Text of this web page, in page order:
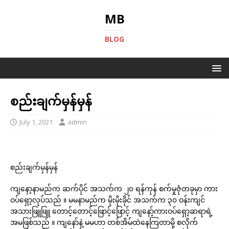
MB
BLOG
စည်းချက်မှန်မှန်
July 1, 2021 admin
စည်းချက်မှန်မှန်
ကျနော့နာမည်က ဆက်ပိုင် အသက်က ၂၀ ရန်ကုန် စက်မှုဇုံတခုမှာ ကား
ဝပ်ရှော့လုပ်သည် ။ မမနာမည်က မိုးမိုးခိုင် အသက်က ၃၀ ဝန်းကျင်
အသားဖြူဖြူ တောင့်တောင့်ဖြောင့်ဖြောင့် ကျနော့်ကားဝပ်ရှော့ဆရာရဲ့
အမဖြစ်သည် ။ ကျနော်နဲ့ မမဟာ တစ်အိမ်ထဲနေကြတာမို့ စလိုက်